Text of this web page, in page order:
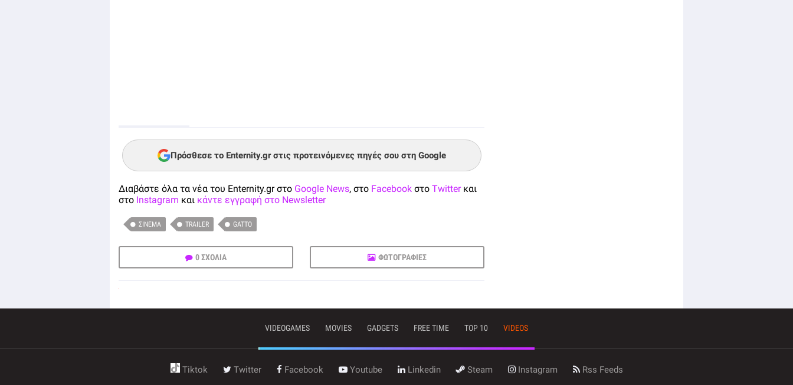
Πρόσθεσε το Enternity.gr στις προτεινόμενες πηγές σου στη Google
Διαβάστε όλα τα νέα του Enternity.gr στο Google News, στο Facebook στο Twitterκαι
στο Instagram και κάντε εγγραφή στο Newsletter
ΣΙΝΕΜΆ TRAILER GATTO
0 ΣΧΟΛΙΑ ΦΩΤΟΓΡΑΦΙΕΣ
VIDEOGAMES MOVIES GADGETS FREE TIME TOP 10 VIDEOS
Tiktok Twitter Facebook Youtube Linkedin Steam Instagram Rss Feeds